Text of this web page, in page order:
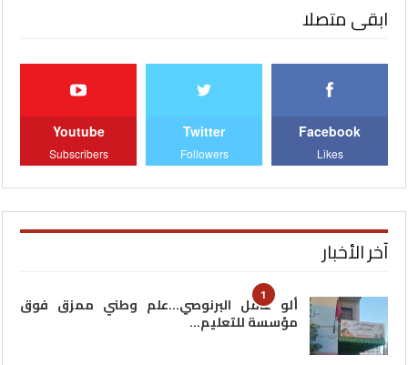
ابقى متصلا
Facebook
Likes
Twitter
Followers
Youtube
Subscribers
آخر الأخبار
1
ألو عامل البرنوصي…علم وطني ممزق فوق
مؤسسة للتعليم…